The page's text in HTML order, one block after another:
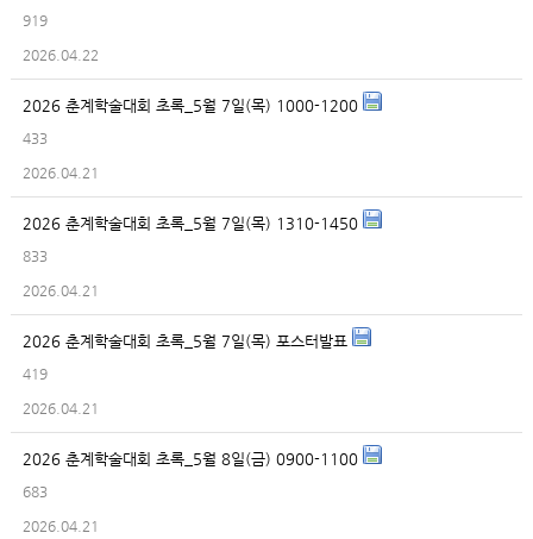
919
2026.04.22
2026 춘계학술대회 초록_5월 7일(목) 1000-1200
433
2026.04.21
2026 춘계학술대회 초록_5월 7일(목) 1310-1450
833
2026.04.21
2026 춘계학술대회 초록_5월 7일(목) 포스터발표
419
2026.04.21
2026 춘계학술대회 초록_5월 8일(금) 0900-1100
683
2026.04.21